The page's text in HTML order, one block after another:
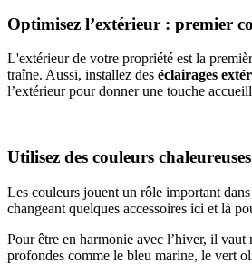
Optimisez l’extérieur : premier
L'extérieur de votre propriété est la
traîne. Aussi, installez des éclairages
l’extérieur pour donner une touche
Utilisez des couleurs
Les couleurs jouent un rôle important
changeant quelques accessoires ici et là
Pour être en harmonie avec l’hiver, il
profondes comme le bleu marine, le vert